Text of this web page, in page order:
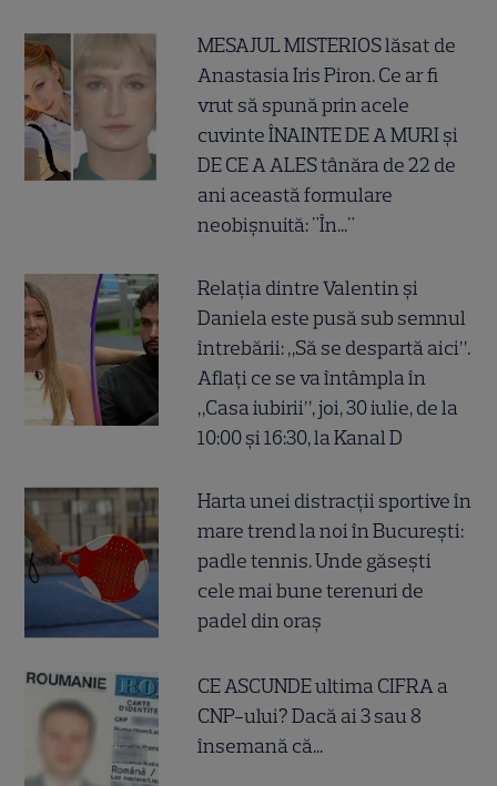
MESAJUL MISTERIOS lăsat de
Anastasia Iris Piron. Ce ar fi
vrut să spună prin acele
cuvinte ÎNAINTE DE A MURI și
DE CE A ALES tânăra de 22 de
ani această formulare
neobișnuită: "În..."
Relația dintre Valentin și
Daniela este pusă sub semnul
întrebării: „Să se despartă aici”.
Aflați ce se va întâmpla în
„Casa iubirii”, joi, 30 iulie, de la
10:00 și 16:30, la Kanal D
Harta unei distracții sportive în
mare trend la noi în București:
padle tennis. Unde găsești
cele mai bune terenuri de
padel din oraș
CE ASCUNDE ultima CIFRA a
CNP-ului? Dacă ai 3 sau 8
însemană că...